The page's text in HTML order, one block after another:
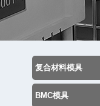
复合材料模具
BMC模具